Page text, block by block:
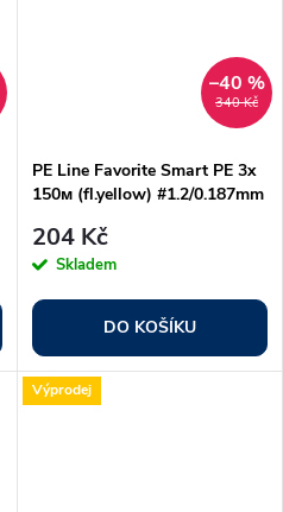
340 Kč
–40 %
PE Line Favorite Smart PE 3x
150м (fl.yellow) #1.2/0.187mm
204 Kč
Skladem
DO KOŠÍKU
Výprodej